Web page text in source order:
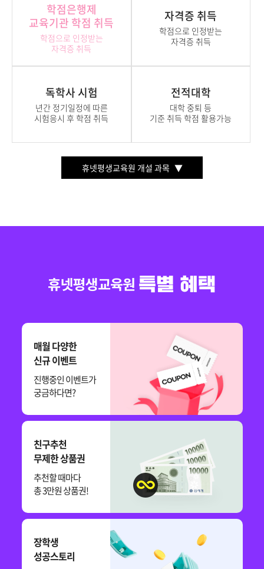
학점은행제
교육기관 학점 취득
학점으로 인정받는
자격증 취득
자격증 취득
학점으로 인정받는
자격증 취득
독학사 시험
년간 정기일정에 따른
시험응시 후 학점 취득
전적대학
대학 중퇴 등
기준 취득 학점 활용가능
휴넷평생교육원 개설 과목
매월 다양한
신규 이벤트
진행중인 이벤트가
궁금하다면?
친구추천
무제한 상품권
추천할 때마다
총 3만원 상품권!
장학생
성공스토리